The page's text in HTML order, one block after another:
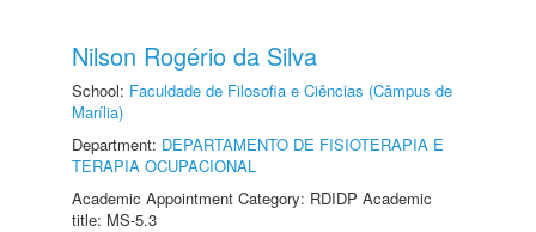
Nilson Rogério da Silva
School: Faculdade de Filosofia e Ciências (Câmpus de
Marília)
Department: DEPARTAMENTO DE FISIOTERAPIA E
TERAPIA OCUPACIONAL
Academic Appointment Category: RDIDP Academic
title: MS-5.3